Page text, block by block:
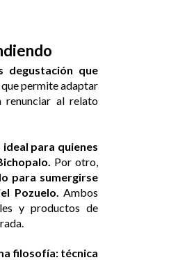
degustación que
permite adaptar
renunciar al relato
para quienes
Por otro,
para sumergirse
Pozuelo.
Ambos
y productos de
filosofía: técnica